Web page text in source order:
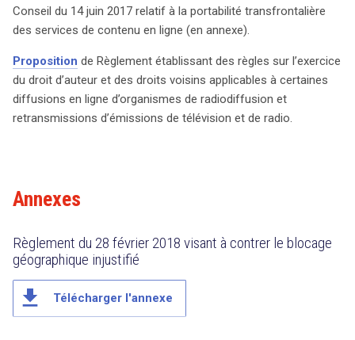
Conseil du 14 juin 2017 relatif à la portabilité transfrontalière
des services de contenu en ligne (en annexe).
Proposition de Règlement établissant des règles sur l’exercice
du droit d’auteur et des droits voisins applicables à certaines
diffusions en ligne d’organismes de radiodiffusion et
retransmissions d’émissions de télévision et de radio.
Annexes
Règlement du 28 février 2018 visant à contrer le blocage
géographique injustifié
file_download Télécharger l'annexe